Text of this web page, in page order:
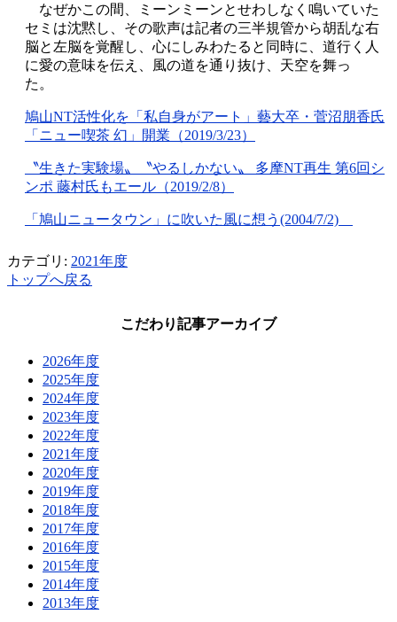
なぜかこの間、ミーンミーンとせわしなく鳴いていた
セミは沈黙し、その歌声は記者の三半規管から胡乱な右
脳と左脳を覚醒し、心にしみわたると同時に、道行く人
に愛の意味を伝え、風の道を通り抜け、天空を舞っ
た。
鳩山NT活性化を「私自身がアート」藝大卒・菅沼朋香氏
「ニュー喫茶 幻」開業（2019/3/23）
〝生きた実験場〟〝やるしかない〟 多摩NT再生 第6回シ
ンポ 藤村氏もエール（2019/2/8）
「鳩山ニュータウン」に吹いた風に想う(2004/7/2)
カテゴリ: 2021年度
トップへ戻る
こだわり記事アーカイブ
2026年度
2025年度
2024年度
2023年度
2022年度
2021年度
2020年度
2019年度
2018年度
2017年度
2016年度
2015年度
2014年度
2013年度